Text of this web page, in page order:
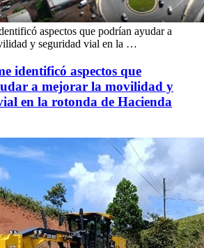
aspectos que podrían ayudar a
y seguridad vial en la …
identificó aspectos que
a mejorar la movilidad y
en la rotonda de Hacienda